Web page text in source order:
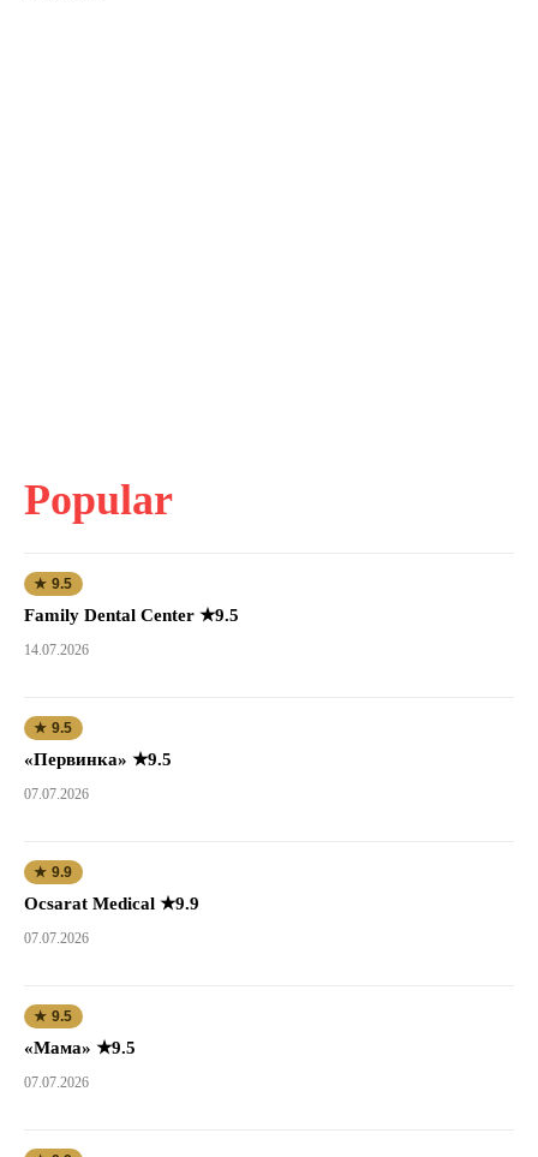
Popular
★ 9.5
Family Dental Center ★9.5
14.07.2026
★ 9.5
«Первинка» ★9.5
07.07.2026
★ 9.9
Ocsarat Medical ★9.9
07.07.2026
★ 9.5
«Мама» ★9.5
07.07.2026